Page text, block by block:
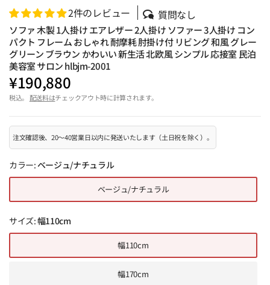
2件のレビュー 質問なし
ソファ 木製 1人掛け エアレザー 2人掛け ソファー 3人掛け コン
パクト フレーム おしゃれ 耐摩耗 肘掛け付 リビング 和風 グレー
グリーン ブラウン かわいい 新生活 北欧風 シンプル 応接室 民泊
美容室 サロン hlbjm-2001
¥190,880
税込。 配送料はチェックアウト時に計算されます。
注文確認後、20～40営業日以内に発送いたします（土日祝を除く）。
カラー:ベージュ/ナチュラル
ベージュ/ナチュラル
サイズ:幅110cm
幅110cm
幅170cm